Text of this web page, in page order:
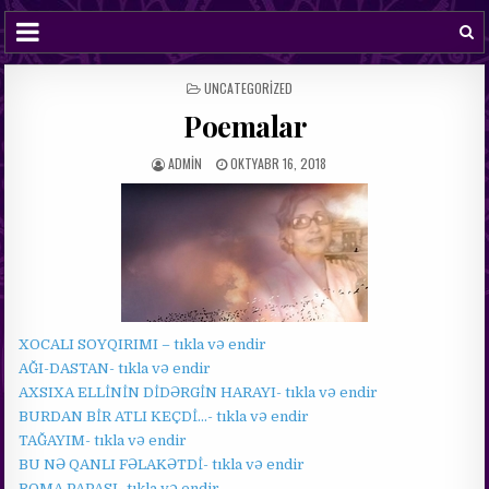
POSTED
UNCATEGORIZED
Poemalar
ADMIN OKTYABR 16, 2018
XOCALI SOYQIRIMI – tıkla və endir
AĞI-DASTAN- tıkla və endir
AXSIXA ELLİNİN DİDƏRGİN HARAYI- tıkla və endir
BURDAN BİR ATLI KEÇDİ…- tıkla və endir
TAĞAYIM- tıkla və endir
BU NƏ QANLI FƏLAKƏTDİ- tıkla və endir